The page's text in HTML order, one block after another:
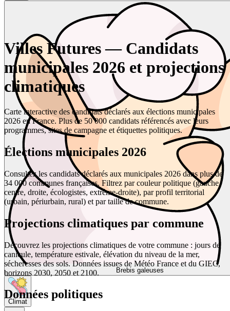
Brebis galeuses
Climat
Villes Futures — Candidats
municipales 2026 et projections
climatiques
Carte interactive des candidats déclarés aux élections municipales
2026 en France. Plus de 50 000 candidats référencés avec leurs
programmes, sites de campagne et étiquettes politiques.
Élections municipales 2026
Consultez les candidats déclarés aux municipales 2026 dans plus de
34 000 communes françaises. Filtrez par couleur politique (gauche,
centre, droite, écologistes, extrême-droite), par profil territorial
(urbain, périurbain, rural) et par taille de commune.
Projections climatiques par commune
Découvrez les projections climatiques de votre commune : jours de
canicule, température estivale, élévation du niveau de la mer,
sécheresses des sols. Données issues de Météo France et du GIEC,
horizons 2030, 2050 et 2100.
Données politiques